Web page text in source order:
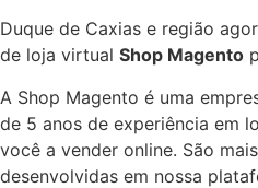
Duque de Caxias e região
de loja virtual Shop Magento
A Shop Magento é uma
de 5 anos de experiência em
você a vender online. São
desenvolvidas em nossa